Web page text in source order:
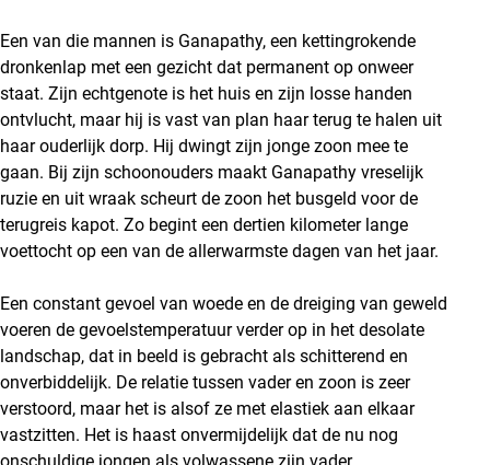
Een van die mannen is Ganapathy, een kettingrokende
dronkenlap met een gezicht dat permanent op onweer
staat. Zijn echtgenote is het huis en zijn losse handen
ontvlucht, maar hij is vast van plan haar terug te halen uit
haar ouderlijk dorp. Hij dwingt zijn jonge zoon mee te
gaan. Bij zijn schoonouders maakt Ganapathy vreselijk
ruzie en uit wraak scheurt de zoon het busgeld voor de
terugreis kapot. Zo begint een dertien kilometer lange
voettocht op een van de allerwarmste dagen van het jaar.
Een constant gevoel van woede en de dreiging van geweld
voeren de gevoelstemperatuur verder op in het desolate
landschap, dat in beeld is gebracht als schitterend en
onverbiddelijk. De relatie tussen vader en zoon is zeer
verstoord, maar het is alsof ze met elastiek aan elkaar
vastzitten. Het is haast onvermijdelijk dat de nu nog